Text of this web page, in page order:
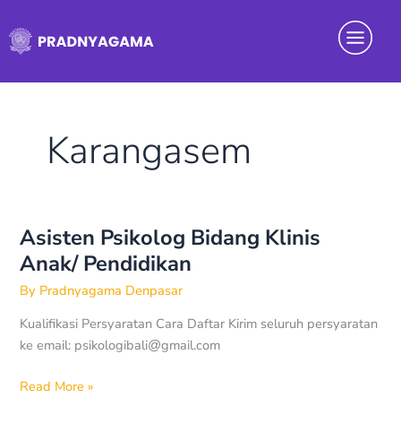
to
content
Menu
Karangasem
Asisten Psikolog Bidang Klinis
Anak/ Pendidikan
By Pradnyagama Denpasar
Kualifikasi Persyaratan Cara Daftar Kirim seluruh persyaratan
ke email: psikologibali@gmail.com
Asisten
Psikolog
Bidang
Klinis
Anak/
Pendidikan
Read More »